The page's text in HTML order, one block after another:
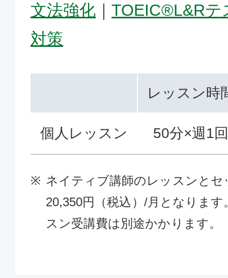
文法強化 ｜TOEIC®L&Rテ
対策
レッスン時
個人レッスン 50分×週1
ネイティブ講師のレッスンと
20,350円（税込）/月となりま
スン受講費は別途かかります。